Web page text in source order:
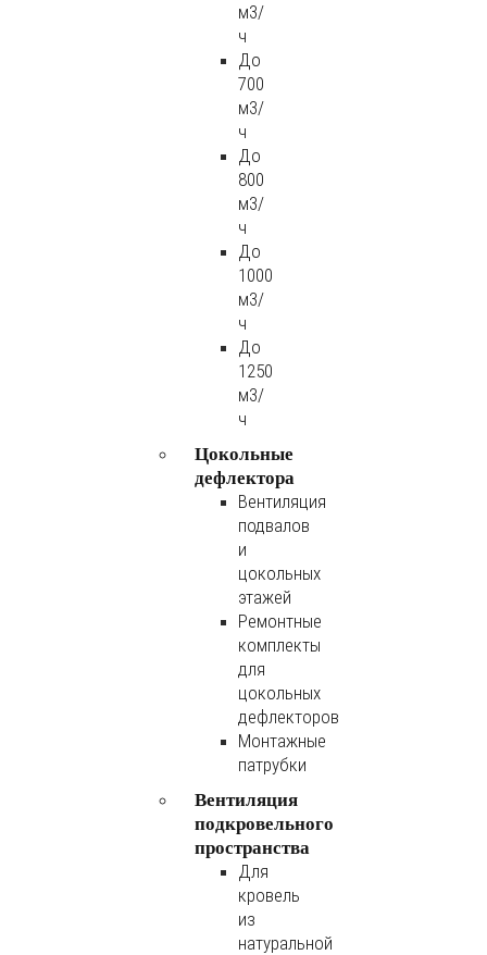
м3/
ч
До
700
м3/
ч
До
800
м3/
ч
До
1000
м3/
ч
До
1250
м3/
ч
Цокольные
дефлектора
Вентиляция
подвалов
и
цокольных
этажей
Ремонтные
комплекты
для
цокольных
дефлекторов
Монтажные
патрубки
Вентиляция
подкровельного
пространства
Для
кровель
из
натуральной